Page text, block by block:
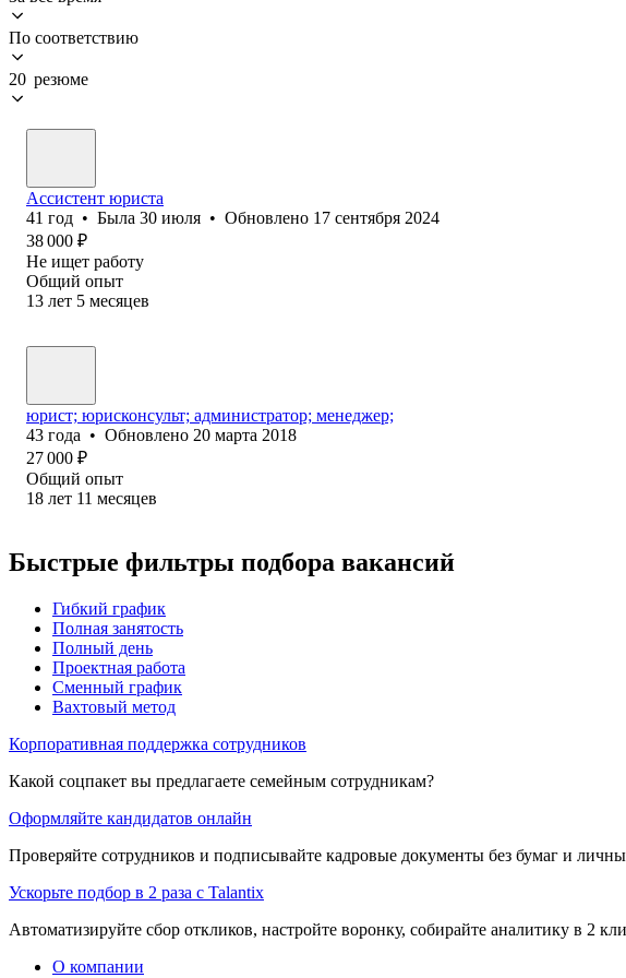
По соответствию
20 резюме
Ассистент юриста
41 год • Была 30 июля • Обновлено 17 сентября 2024
38 000 ₽
Не ищет работу
Общий опыт
13 лет 5 месяцев
юрист; юрисконсульт; администратор; менеджер;
43 года • Обновлено 20 марта 2018
27 000 ₽
Общий опыт
18 лет 11 месяцев
Быстрые фильтры подбора вакансий
Гибкий график
Полная занятость
Полный день
Проектная работа
Сменный график
Вахтовый метод
Корпоративная поддержка сотрудников
Какой соцпакет вы предлагаете семейным сотрудникам?
Оформляйте кандидатов онлайн
Проверяйте сотрудников и подписывайте кадровые документы без бумаг и
Ускорьте подбор в 2 раза с Talantix
Автоматизируйте сбор откликов, настройте воронку, собирайте аналитику в 2
О компании